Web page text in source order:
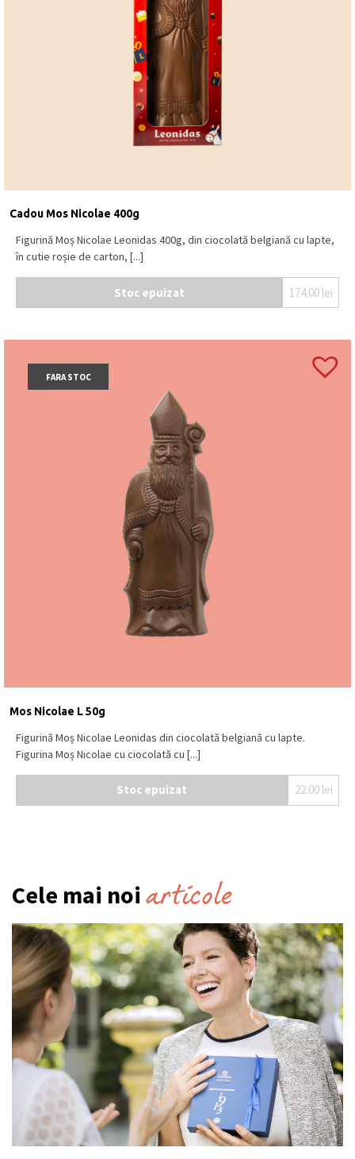
Cadou Mos Nicolae 400g
Figurină Moș Nicolae Leonidas 400g, din ciocolată belgiană cu lapte,
în cutie roșie de carton, [...]
Stoc epuizat 174.00 lei
FARA STOC
Mos Nicolae L 50g
Figurină Moș Nicolae Leonidas din ciocolată belgiană cu lapte.
Figurina Moș Nicolae cu ciocolată cu [...]
Stoc epuizat 22.00 lei
Cele mai noi articole